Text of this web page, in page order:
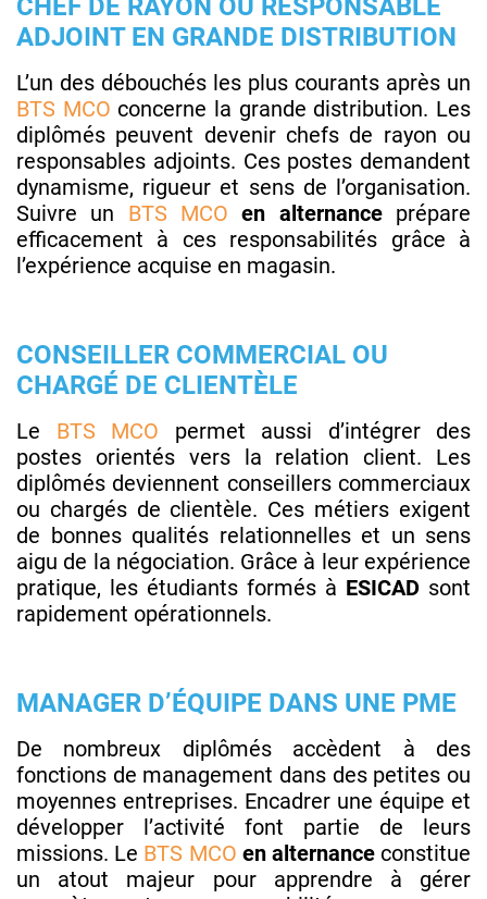
CHEF DE RAYON OU RESPONSABLE
ADJOINT EN GRANDE DISTRIBUTION
L’un des débouchés les plus courants après un
BTS MCO concerne la grande distribution. Les
diplômés peuvent devenir chefs de rayon ou
responsables adjoints. Ces postes demandent
dynamisme, rigueur et sens de l’organisation.
Suivre un BTS MCO en alternanceprépare
efficacement à ces responsabilités grâce à
l’expérience acquise en magasin.
CONSEILLER COMMERCIAL OU
CHARGÉ DE CLIENTÈLE
Le BTS MCO permet aussi d’intégrer des
postes orientés vers la relation client. Les
diplômés deviennent conseillers commerciaux
ou chargés de clientèle. Ces métiers exigent
de bonnes qualités relationnelles et un sens
aigu de la négociation. Grâce à leur expérience
pratique, les étudiants formés à ESICAD sont
rapidement opérationnels.
MANAGER D’ÉQUIPE DANS UNE PME
De nombreux diplômés accèdent à des
fonctions de management dans des petites ou
moyennes entreprises. Encadrer une équipe et
développer l’activité font partie de leurs
missions. Le BTS MCO en alternanceconstitue
un atout majeur pour apprendre à gérer